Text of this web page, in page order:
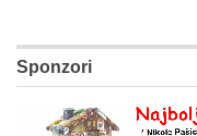
Sponzori